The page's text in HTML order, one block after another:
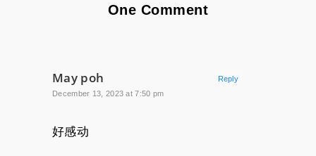
One Comment
May poh
December 13, 2023 at 7:50 pm
好感动
Reply